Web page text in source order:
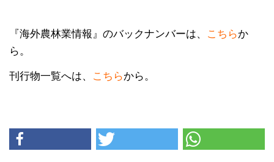
『海外農林業情報』のバックナンバーは、 こちらか
ら。
刊行物一覧へは、 こちらから。